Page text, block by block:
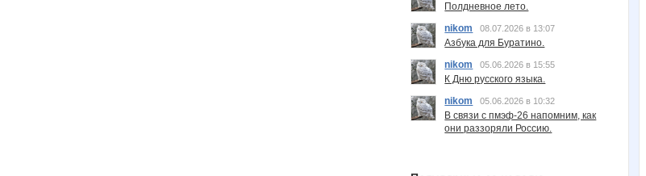
Полдневное лето.
nikom
08.07.2026 в 13:07
Азбука для Буратино.
nikom
05.06.2026 в 15:55
К Дню русского языка.
nikom
05.06.2026 в 10:32
В связи с пмэф-26 напомним, как
они раззоряли Россию.